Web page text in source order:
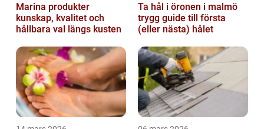
Marina produkter
kunskap, kvalitet och
hållbara val längs kusten
Ta hål i öronen i malmö
trygg guide till första
(eller nästa) hålet